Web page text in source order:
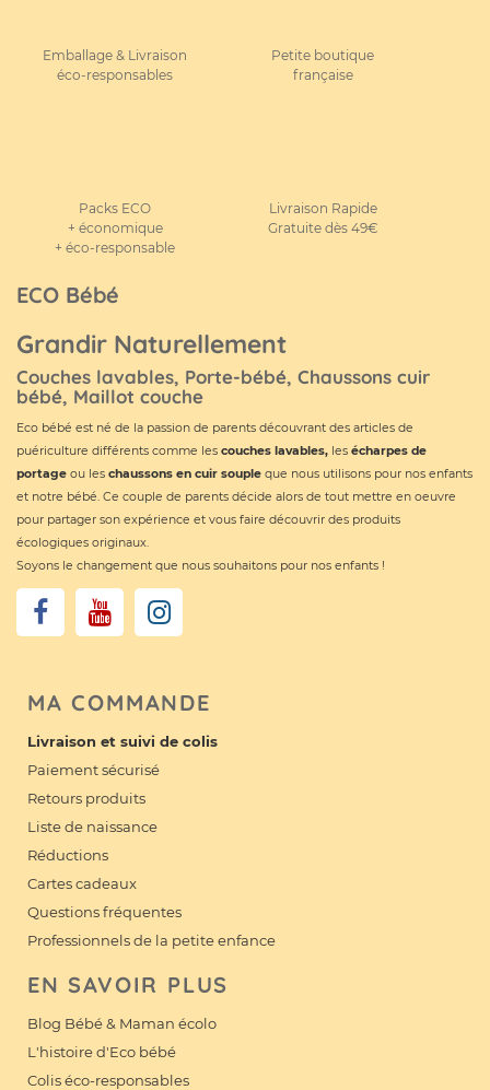
Emballage & Livraison
éco-responsables
Petite boutique
française
Packs ECO
+ économique
+ éco-responsable
Livraison Rapide
Gratuite dès 49€
ECO Bébé
Grandir Naturellement
Couches lavables, Porte-bébé, Chaussons cuir
bébé, Maillot couche
Eco bébé est né de la passion de parents découvrant des articles de
puériculture différents comme les couches lavables, les écharpes de
portage ou les chaussons en cuir souple que nous utilisons pour nos enfants
et notre bébé. Ce couple de parents décide alors de tout mettre en oeuvre
pour partager son expérience et vous faire découvrir des produits
écologiques originaux.
Soyons le changement que nous souhaitons pour nos enfants !
MA COMMANDE
Livraison et suivi de colis
Paiement sécurisé
Retours produits
Liste de naissance
Réductions
Cartes cadeaux
Questions fréquentes
Professionnels de la petite enfance
EN SAVOIR PLUS
Blog Bébé & Maman écolo
L'histoire d'Eco bébé
Colis éco-responsables